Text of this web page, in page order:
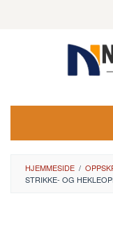
HJEMMESIDE /
STRIKKE- OG